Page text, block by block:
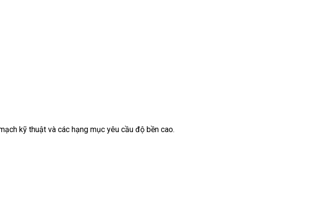
kỹ thuật và các hạng mục yêu cầu độ bền cao.